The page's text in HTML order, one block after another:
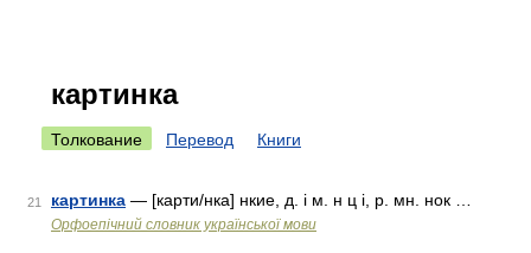
картинка
Толкование Перевод Книги
21 картинка — [карти/нка] нкие, д. і м. н ц і, р. мн. нок …
Орфоепічний словник української мови